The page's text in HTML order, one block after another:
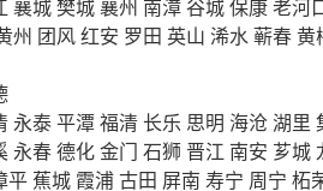
襄城樊城襄州 南漳谷城保康老河
州 团风红安 罗田 英山 浠水蕲春黄
永泰平潭福清 长乐 思明 海沧 湖里
永春德化金门 石狮 晋江 南安 芗城
平 蕉城 霞浦古田 屏南 寿宁 周宁 柘